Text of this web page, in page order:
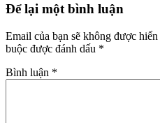
Để lại một bình luận
Email của bạn sẽ không được
buộc được đánh dấu *
Bình luận *